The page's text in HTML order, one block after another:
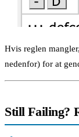
Hvis reglen
nedenfor) for at
Still Failing?